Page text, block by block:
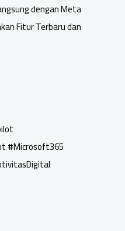
dengan Meta
Fitur Terbaru dan
#Microsoft365